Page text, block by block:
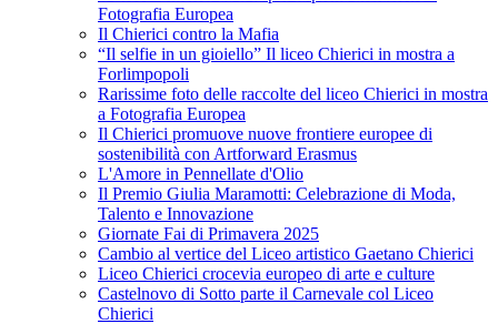
Fotografia Europea
Il Chierici contro la Mafia
“Il selfie in un gioiello” Il liceo Chierici in mostra a
Forlimpopoli
Rarissime foto delle raccolte del liceo Chierici in mostra
a Fotografia Europea
Il Chierici promuove nuove frontiere europee di
sostenibilità con Artforward Erasmus
L'Amore in Pennellate d'Olio
Il Premio Giulia Maramotti: Celebrazione di Moda,
Talento e Innovazione
Giornate Fai di Primavera 2025
Cambio al vertice del Liceo artistico Gaetano Chierici
Liceo Chierici crocevia europeo di arte e culture
Castelnovo di Sotto parte il Carnevale col Liceo
Chierici